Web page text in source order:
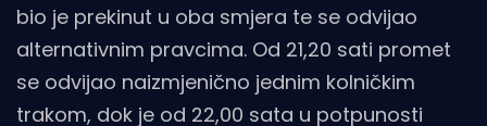
bio je prekinut u oba smjera te se odvijao
alternativnim pravcima. Od 21,20 sati promet
se odvijao naizmjenično jednim kolničkim
trakom, dok je od 22,00 sata u potpunosti